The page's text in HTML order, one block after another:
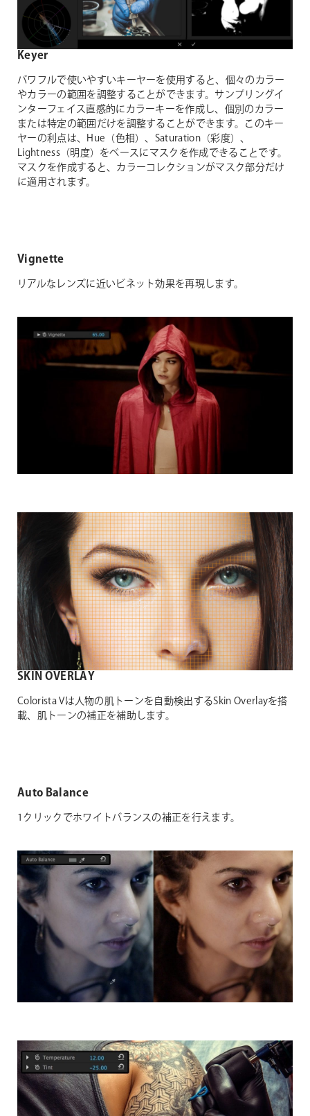
Keyer
パワフルで使いやすいキーヤーを使用すると、個々のカラー
やカラーの範囲を調整することができます。サンプリングイ
ンターフェイス直感的にカラーキーを作成し、個別のカラー
または特定の範囲だけを調整することができます。このキー
ヤーの利点は、Hue（色相）、Saturation（彩度）、
Lightness（明度）をベースにマスクを作成できることです。
マスクを作成すると、カラーコレクションがマスク部分だけ
に適用されます。
Vignette
リアルなレンズに近いビネット効果を再現します。
SKIN OVERLAY
Colorista Vは人物の肌トーンを自動検出するSkin Overlayを搭
載、肌トーンの補正を補助します。
Auto Balance
1クリックでホワイトバランスの補正を行えます。